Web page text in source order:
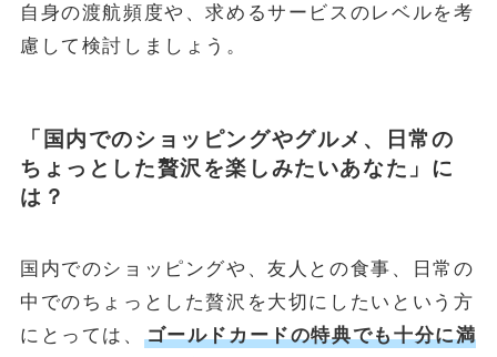
自身の渡航頻度や、求めるサービスのレベルを考
慮して検討しましょう。
「国内でのショッピングやグルメ、日常の
ちょっとした贅沢を楽しみたいあなた」に
は？
国内でのショッピングや、友人との食事、日常の
中でのちょっとした贅沢を大切にしたいという方
にとっては、
ゴールドカードの特典でも十分に満